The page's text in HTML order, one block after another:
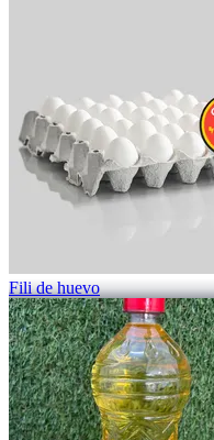
Fili de huevo